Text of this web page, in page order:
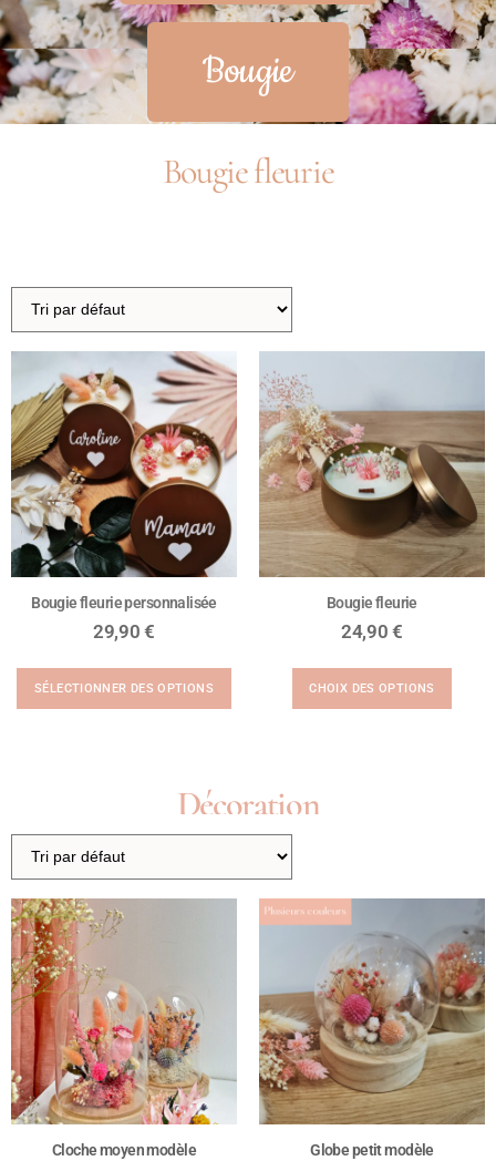
Bougie
Bougie fleurie
Bougie fleurie personnalisée
29,90€
SÉLECTIONNER DES OPTIONS
Bougie fleurie
24,90€
CHOIX DES OPTIONS
Décoration
Cloche moyen modèle Globe petit modèle